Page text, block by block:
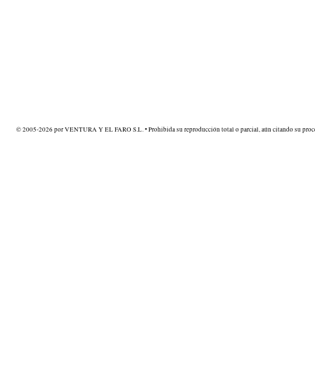
© 2005-2026 por VENTURA Y EL FARO S.L. • Prohibida su reproducción total o parcial, aún citando su